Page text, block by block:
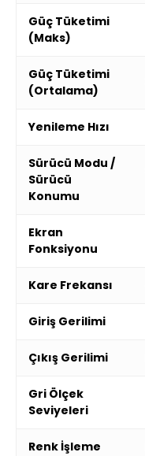
Güç Tüketimi
(Maks)
Güç Tüketimi
(Ortalama)
Yenileme Hızı
Sürücü Modu /
Sürücü
Konumu
Ekran
Fonksiyonu
Kare Frekansı
Giriş Gerilimi
Çıkış Gerilimi
Gri Ölçek
Seviyeleri
Renk İşleme